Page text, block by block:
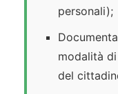
personali);
modalità
del